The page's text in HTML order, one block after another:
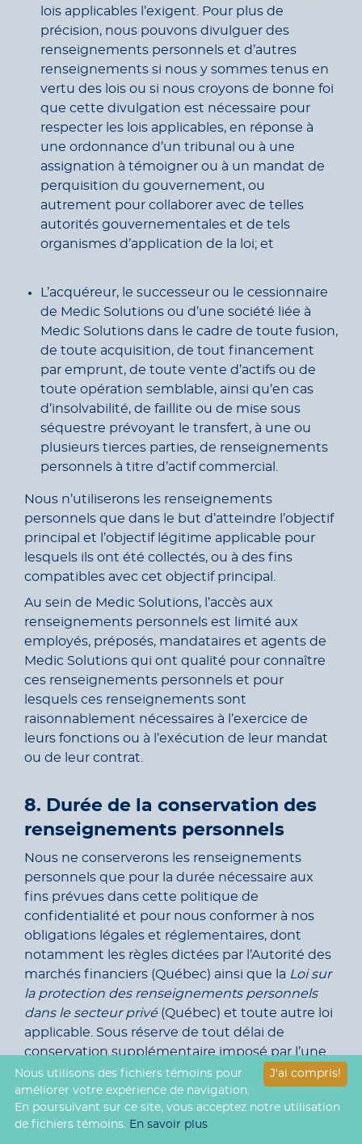
lois applicables l’exigent. Pour plus de
précision, nous pouvons divulguer des
renseignements personnels et d’autres
renseignements si nous y sommes tenus en
vertu des lois ou si nous croyons de bonne foi
que cette divulgation est nécessaire pour
respecter les lois applicables, en réponse à
une ordonnance d’un tribunal ou à une
assignation à témoigner ou à un mandat de
perquisition du gouvernement, ou
autrement pour collaborer avec de telles
autorités gouvernementales et de tels
organismes d’application de la loi; et
L’acquéreur, le successeur ou le cessionnaire
de Medic Solutions ou d’une société liée à
Medic Solutions dans le cadre de toute fusion,
de toute acquisition, de tout financement
par emprunt, de toute vente d’actifs ou de
toute opération semblable, ainsi qu’en cas
d’insolvabilité, de faillite ou de mise sous
séquestre prévoyant le transfert, à une ou
plusieurs tierces parties, de renseignements
personnels à titre d’actif commercial.
Nous n’utiliserons les renseignements
personnels que dans le but d’atteindre l’objectif
principal et l’objectif légitime applicable pour
lesquels ils ont été collectés, ou à des fins
compatibles avec cet objectif principal.
Au sein de Medic Solutions, l’accès aux
renseignements personnels est limité aux
employés, préposés, mandataires et agents de
Medic Solutions qui ont qualité pour connaître
ces renseignements personnels et pour
lesquels ces renseignements sont
raisonnablement nécessaires à l’exercice de
leurs fonctions ou à l’exécution de leur mandat
ou de leur contrat.
8. Durée de la conservation des
renseignements personnels
Nous ne conserverons les renseignements
personnels que pour la durée nécessaire aux
fins prévues dans cette politique de
confidentialité et pour nous conformer à nos
obligations légales et réglementaires, dont
notamment les règles dictées par l’Autorité des
marchés financiers (Québec) ainsi que la Loi sur
la protection des renseignements personnels
dans le secteur privé (Québec) et toute autre loi
applicable. Sous réserve de tout délai de
conservation supplémentaire imposé par l’une
de ces lois, vos renseignements personnels, une
fois que les fins pour lesquelles ils ont été
recueillis auront été accomplies, seront détruits
ou anonymisés, tel que prévu à la
J'ai compris!
Nous utilisons des fichiers témoins pour
améliorer votre expérience de navigation.
En poursuivant sur ce site, vous acceptez notre utilisation
de fichiers témoins. En savoir plus